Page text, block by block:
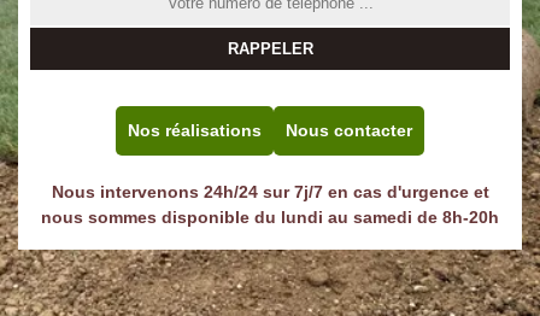
Nos réalisations Nous contacter
Nous intervenons 24h/24 sur 7j/7 en cas d'urgence et
nous sommes disponible du lundi au samedi de 8h-20h